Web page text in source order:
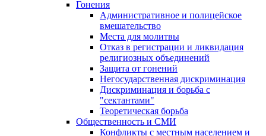
Гонения
Административное и полицейское
вмешательство
Места для молитвы
Отказ в регистрации и ликвидация
религиозных объединений
Защита от гонений
Негосударственная дискриминация
Дискриминация и борьба с
"сектантами"
Теоретическая борьба
Общественность и СМИ
Конфликты с местным населением и